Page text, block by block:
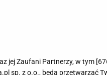
wnętrz - czyli
jej Zaufani Partnerzy, w tym [
sp. z o.o., będą przetwarzać